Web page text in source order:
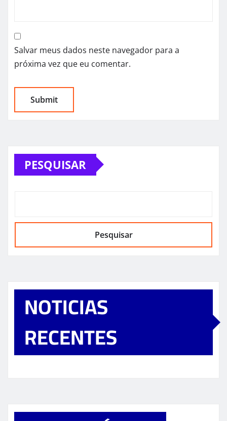
Salvar meus dados neste navegador para a
próxima vez que eu comentar.
PESQUISAR
Pesquisar
NOTICIAS
RECENTES